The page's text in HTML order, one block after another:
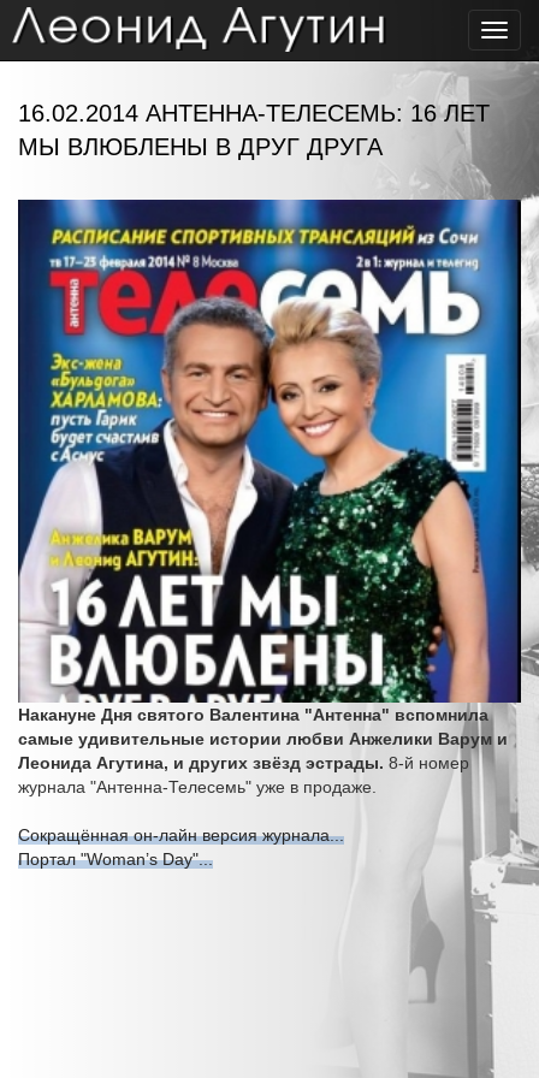
16.02.2014 АНТЕННА-ТЕЛЕСЕМЬ: 16 ЛЕТ
МЫ ВЛЮБЛЕНЫ В ДРУГ ДРУГА
Накануне Дня святого Валентина "Антенна" вспомнила
самые удивительные истории любви Анжелики Варум и
Леонида Агутина, и других звёзд эстрады. 8-й номер
журнала "Антенна-Телесемь" уже в продаже.
Сокращённая он-лайн версия журнала...
Портал "Woman’s Day"...